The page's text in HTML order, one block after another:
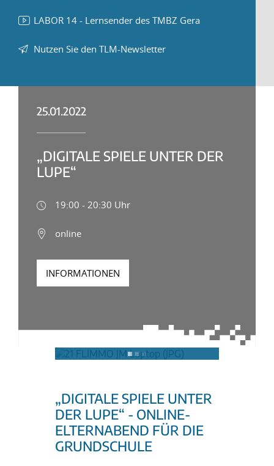
LABOR 14 - Lernsender des TMBZ Gera
Nutzen Sie den TLM-Newsletter
25.01.2022
„DIGITALE SPIELE UNTER DER
LUPE“
19:00 - 20:30 Uhr
online
INFORMATIONEN
„DIGITALE SPIELE UNTER
DER LUPE“ - ONLINE-
ELTERNABEND FÜR DIE
GRUNDSCHULE